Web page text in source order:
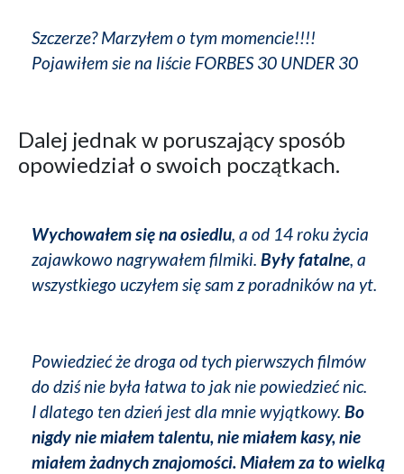
Szczerze? Marzyłem o tym momencie!!!!
Pojawiłem sie na liście FORBES 30 UNDER 30
Dalej jednak w poruszający sposób
opowiedział o swoich początkach.
Wychowałem się na osiedlu, a od 14 roku życia
zajawkowo nagrywałem filmiki. Były fatalne, a
wszystkiego uczyłem się sam z poradników na yt.
Powiedzieć że droga od tych pierwszych filmów
do dziś nie była łatwa to jak nie powiedzieć nic.
I dlatego ten dzień jest dla mnie wyjątkowy. Bo
nigdy nie miałem talentu, nie miałem kasy, nie
miałem żadnych znajomości. Miałem za to wielką